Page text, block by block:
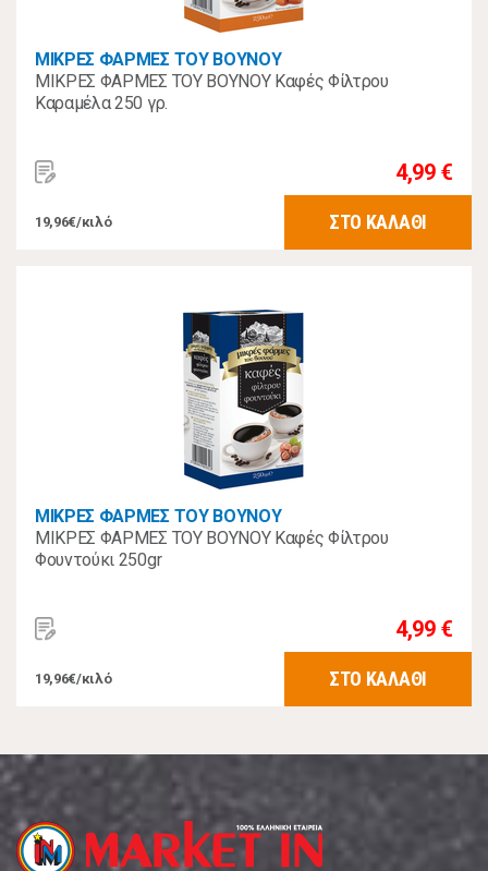
ΜΙΚΡΕΣ ΦΑΡΜΕΣ ΤΟΥ ΒΟΥΝΟΥ
ΜΙΚΡΕΣ ΦΑΡΜΕΣ ΤΟΥ ΒΟΥΝΟΥ Καφές Φίλτρου
Καραμέλα 250 γρ.
4,99 €
19,96€/κιλό ΣΤΟ ΚΑΛΑΘΙ
ΜΙΚΡΕΣ ΦΑΡΜΕΣ ΤΟΥ ΒΟΥΝΟΥ
ΜΙΚΡΕΣ ΦΑΡΜΕΣ ΤΟΥ ΒΟΥΝΟΥ Καφές Φίλτρου
Φουντούκι 250gr
4,99 €
19,96€/κιλό ΣΤΟ ΚΑΛΑΘΙ